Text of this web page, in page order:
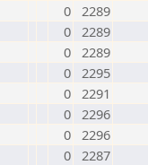
0 2289
0 2289
0 2289
0 2295
0 2291
0 2296
0 2296
0 2287